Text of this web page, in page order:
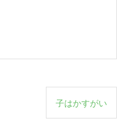
子はかすがい